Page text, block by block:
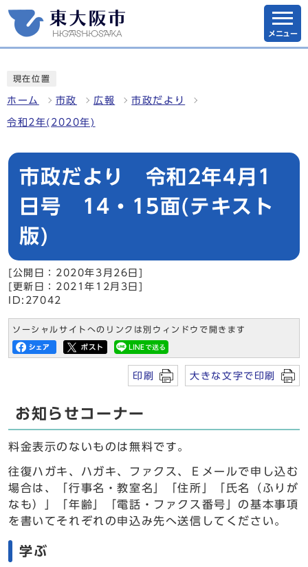
メニュー
現在位置
ホーム 市政 広報 市政だより
令和2年(2020年)
市政だより 令和2年4月1
日号 14・15面(テキスト
版)
[公開日：2020年3月26日]
[更新日：2021年12月3日]
ID:27042
ソーシャルサイトへのリンクは別ウィンドウで開きます
印刷 大きな文字で印刷
お知らせコーナー
料金表示のないものは無料です。
往復ハガキ、ハガキ、ファクス、Ｅメールで申し込む
場合は、「行事名・教室名」「住所」「氏名（ふりが
なも）」「年齢」「電話・ファクス番号」の基本事項
を書いてそれぞれの申込み先へ送信してください。
学ぶ